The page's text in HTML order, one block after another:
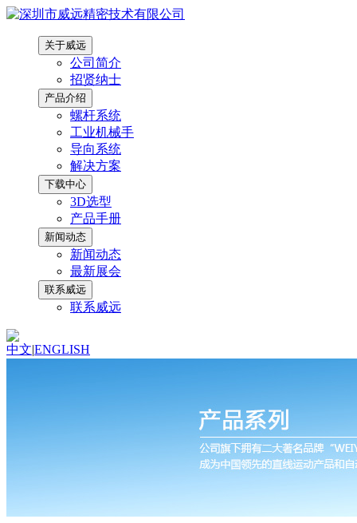
关于威远
公司简介
招贤纳士
产品介绍
螺杆系统
工业机械手
导向系统
解决方案
下载中心
3D选型
产品手册
新闻动态
新闻动态
最新展会
联系威远
联系威远
中文|ENGLISH